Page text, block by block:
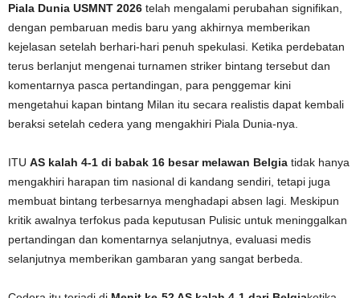
Piala Dunia USMNT 2026 telah mengalami perubahan signifikan,
dengan pembaruan medis baru yang akhirnya memberikan
kejelasan setelah berhari-hari penuh spekulasi. Ketika perdebatan
terus berlanjut mengenai turnamen striker bintang tersebut dan
komentarnya pasca pertandingan, para penggemar kini
mengetahui kapan bintang Milan itu secara realistis dapat kembali
beraksi setelah cedera yang mengakhiri Piala Dunia-nya.
ITU AS kalah 4-1 di babak 16 besar melawan Belgia tidak hanya
mengakhiri harapan tim nasional di kandang sendiri, tetapi juga
membuat bintang terbesarnya menghadapi absen lagi. Meskipun
kritik awalnya terfokus pada keputusan Pulisic untuk meninggalkan
pertandingan dan komentarnya selanjutnya, evaluasi medis
selanjutnya memberikan gambaran yang sangat berbeda.